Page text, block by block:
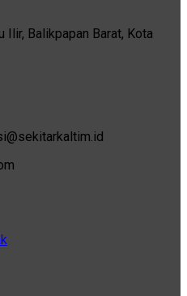
Ilir, Balikpapan Barat, Kota